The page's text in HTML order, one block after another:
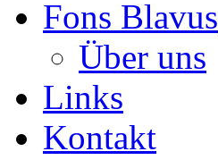
Fons Blavus
Über uns
Links
Kontakt